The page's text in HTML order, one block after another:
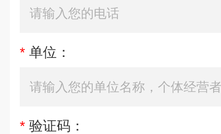
* 单位：
* 验证码：